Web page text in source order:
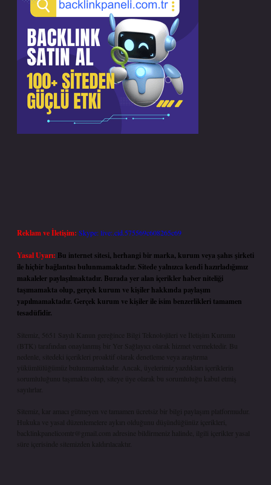
Reklam ve İletişim: Skype: live:.cid.575569c608265c69
Yasal Uyarı: Bu internet sitesi, herhangi bir marka, kurum veya şahıs şirketi
ile hiçbir bağlantısı bulunmamaktadır. Sitede yalnızca kendi hazırladığımız
makaleler paylaşılmaktadır. Burada yer alan içerikler haber niteliği
taşımamakta olup, gerçek kurum ve kişiler hakkında paylaşım
yapılmamaktadır. Gerçek kurum ve kişiler ile isim benzerlikleri tamamen
tesadüfidir.
Sitemiz, 5651 Sayılı Kanun gereğince Bilgi Teknolojileri ve İletişim Kurumu
(BTK) tarafından onaylanmış bir Yer Sağlayıcı olarak hizmet vermektedir. Bu
nedenle, sitedeki içerikleri proaktif olarak denetleme veya araştırma
yükümlülüğümüz bulunmamaktadır. Ancak, üyelerimiz yazdıkları içeriklerin
sorumluluğunu taşımakta olup, siteye üye olarak bu sorumluluğu kabul etmiş
sayılırlar.
Sitemiz, kar amacı gütmeyen ve tamamen ücretsiz bir bilgi paylaşım platformudur.
Hukuka ve yasal düzenlemelere aykırı olduğunu düşündüğünüz içerikleri,
backlinkpanelicomtr@gmail.com
adresine bildirmeniz halinde, ilgili içerikler yasal
süre içerisinde sitemizden kaldırılacaktır.